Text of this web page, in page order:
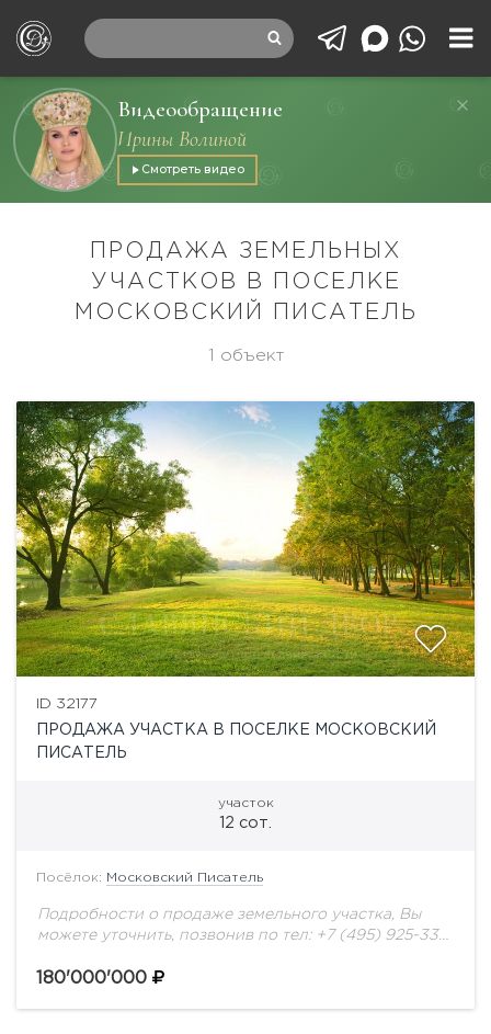
Видеообращение
Ирины Волиной
Смотреть видео
ПРОДАЖА ЗЕМЕЛЬНЫХ
УЧАСТКОВ В ПОСЕЛКЕ
МОСКОВСКИЙ ПИСАТЕЛЬ
1 объект
ID 32177
ПРОДАЖА УЧАСТКА В ПОСЕЛКЕ МОСКОВСКИЙ
ПИСАТЕЛЬ
участок
12 сот.
Посёлок: Московский Писатель
Подробности о продаже земельного участка, Вы
можете уточнить, позвонив по тел: +7 (495) 925-33-
180'000'000